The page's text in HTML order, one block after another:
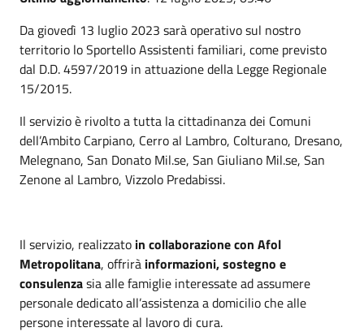
Da giovedì 13 luglio 2023 sarà operativo sul nostro
territorio lo Sportello Assistenti familiari, come previsto
dal D.D. 4597/2019 in attuazione della Legge Regionale
15/2015.
Il servizio è rivolto a tutta la cittadinanza dei Comuni
dell’Ambito Carpiano, Cerro al Lambro, Colturano, Dresano,
Melegnano, San Donato Mil.se, San Giuliano Mil.se, San
Zenone al Lambro, Vizzolo Predabissi.
Il servizio, realizzato in collaborazione con Afol
Metropolitana, offrirà informazioni, sostegno e
consulenzasia alle famiglie interessate ad assumere
personale dedicato all’assistenza a domicilio che alle
persone interessate al lavoro di cura.